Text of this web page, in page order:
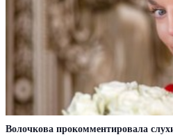
Волочкова прокомментировала